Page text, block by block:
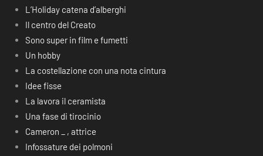
L’Holiday catena d’alberghi
Il centro del Creato
Sono super in film e fumetti
Un hobby
La costellazione con una nota cintura
Idee fisse
La lavora il ceramista
Una fase di tirocinio
Cameron _ , attrice
Infossature dei polmoni